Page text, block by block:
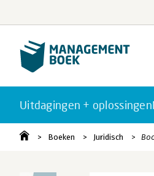
Uitdagingen + oplossingen
Boeken Juridisch